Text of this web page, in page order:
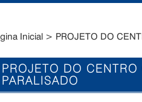
Inicial > PROJETO DO
PROJETO DO
PARALISADO